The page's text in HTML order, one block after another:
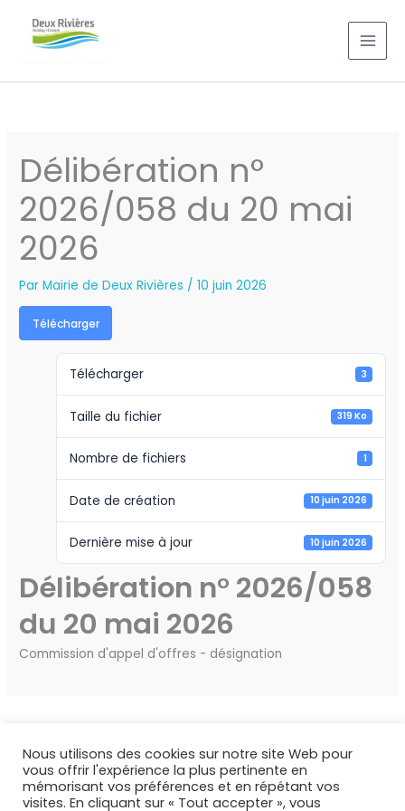
Délibération n°
2026/058 du 20 mai
2026
ParMairie de Deux Rivières /10 juin 2026
Télécharger
Télécharger 3
Taille du fichier 319 Ko
Nombre de fichiers 1
Date de création 10 juin 2026
Dernière mise à jour 10 juin 2026
Délibération n° 2026/058
du 20 mai 2026
Commission d'appel d'offres - désignation
Nous utilisons des cookies sur notre site Web pour
vous offrir l'expérience la plus pertinente en
mémorisant vos préférences et en répétant vos
visites. En cliquant sur « Tout accepter », vous